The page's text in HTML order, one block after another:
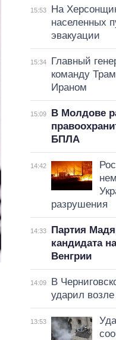
15:53
На
населенных
эвакуации
15:34
Главный
команду
Ираном
15:09
В Молдове
БПЛА
14:42
разрушения
14:33
Партия
кандидата
Венгрии
14:09
В
ударил
13:53